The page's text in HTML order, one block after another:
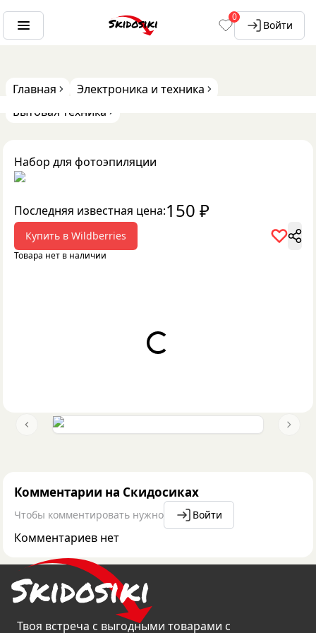
0
Войти
Главная
Электроника и техника
Бытовая техника
Набор для фотоэпиляции
Последняя известная цена:150 ₽
Купить в Wildberries
Товара нет в наличии
Loading...
Previous slide Next
Комментарии на Скидосиках
Чтобы комментировать нужно Войти
Комментариев нет
Твоя встреча с выгодными товарами с